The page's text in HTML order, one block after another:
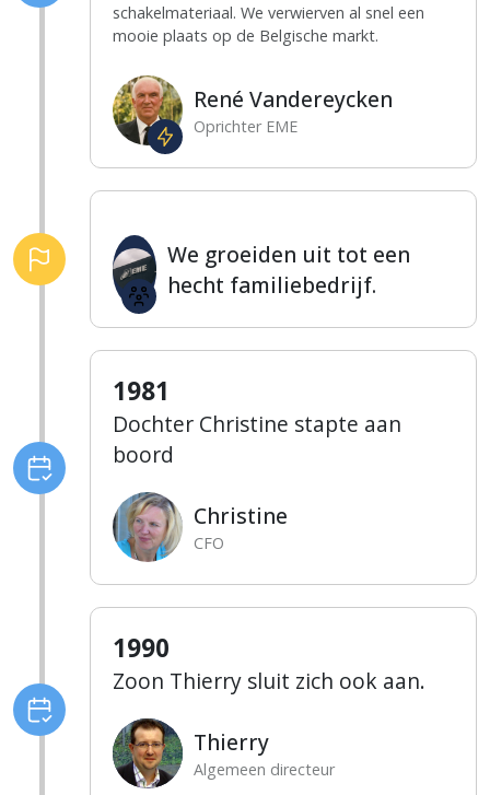
schakelmateriaal. We verwierven al snel een
mooie plaats op de Belgische markt.
René Vandereycken
Oprichter EME
We groeiden uit tot een
hecht familiebedrijf.
1981
Dochter Christine stapte aan
boord
Christine
CFO
1990
Zoon Thierry sluit zich ook aan.
Thierry
Algemeen directeur